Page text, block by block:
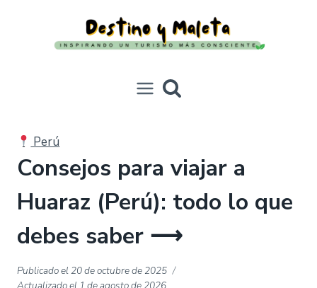
Perú
Consejos para viajar a
Huaraz (Perú): todo lo que
debes saber ⟶
Publicado el 20 de octubre de 2025
Actualizado el 1 de agosto de 2026